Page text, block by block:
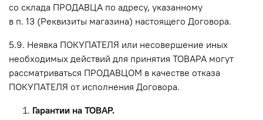
со склада ПРОДАВЦА по адресу, указанному
в п. 13 (Реквизиты магазина) настоящего Договора.
5.9. Неявка ПОКУПАТЕЛЯ или несовершение иных
необходимых действий для принятия ТОВАРА могут
рассматриваться ПРОДАВЦОМ в качестве отказа
ПОКУПАТЕЛЯ от исполнения Договора.
Гарантии на ТОВАР.